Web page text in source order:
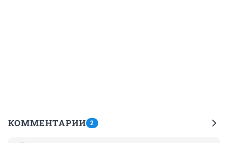
КОММЕНТАРИИ 2